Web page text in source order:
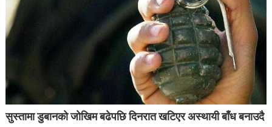
सुस्तामा डुबानको जोखिम बढेपछि दिनरात खटिएर अस्थायी बाँध बनाउदै